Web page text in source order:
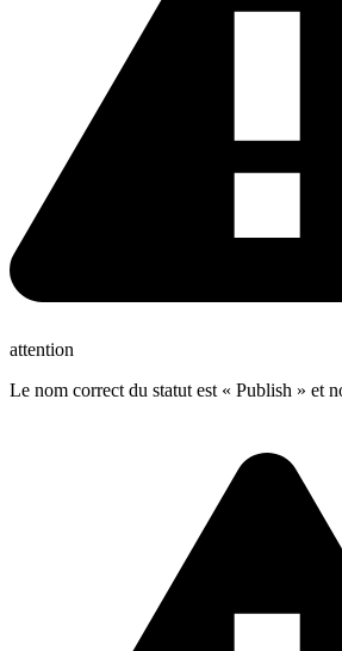
attention
Le nom correct du statut est « Publish » et